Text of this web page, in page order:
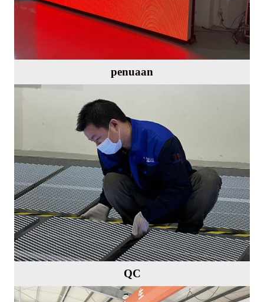
penuaan
QC